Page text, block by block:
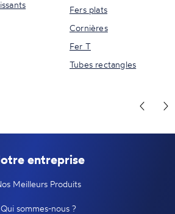
Fers plats
Cornières
Fer T
Tubes rectangles
entreprise
Meilleurs Produits
Qui sommes-nous ?